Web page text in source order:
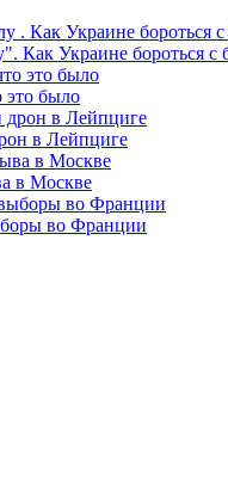
Как Украине бороться с
это было
в Лейпциге
в Москве
во Франции